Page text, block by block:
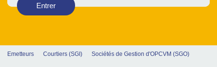
Entrer
Emetteurs Courtiers (SGI) Sociétés de Gestion d'OPCVM (SGO)